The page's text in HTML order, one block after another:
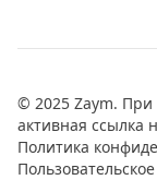
© 2025 Zaym. При
активная ссылка
Политика